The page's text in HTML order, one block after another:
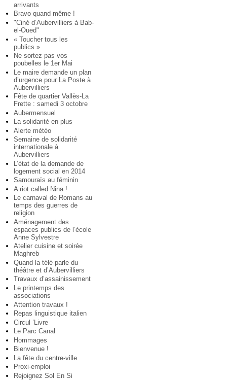
arrivants
Bravo quand même !
"Ciné d’Aubervilliers à Bab-
el-Oued"
« Toucher tous les
publics »
Ne sortez pas vos
poubelles le 1er Mai
Le maire demande un plan
d’urgence pour La Poste à
Aubervilliers
Fête de quartier Vallès-La
Frette : samedi 3 octobre
Aubermensuel
La solidarité en plus
Alerte météo
Semaine de solidarité
internationale à
Aubervilliers
L’état de la demande de
logement social en 2014
Samouraïs au féminin
A riot called Nina !
Le carnaval de Romans au
temps des guerres de
religion
Aménagement des
espaces publics de l’école
Anne Sylvestre
Atelier cuisine et soirée
Maghreb
Quand la télé parle du
théâtre et d’Aubervilliers
Travaux d’assainissement
Le printemps des
associations
Attention travaux !
Repas linguistique italien
Circul ’Livre
Le Parc Canal
Hommages
Bienvenue !
La fête du centre-ville
Proxi-emploi
Rejoignez Sol En Si